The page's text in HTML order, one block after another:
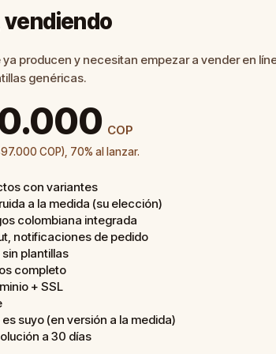
vendiendo
ya producen y necesitan empezar a vender en
genéricas.
COP
COP), 70% al lanzar.
con variantes
a la medida (su elección)
colombiana integrada
notificaciones de pedido
plantillas
completo
+ SSL
suyo (en versión a la medida)
a 30 días